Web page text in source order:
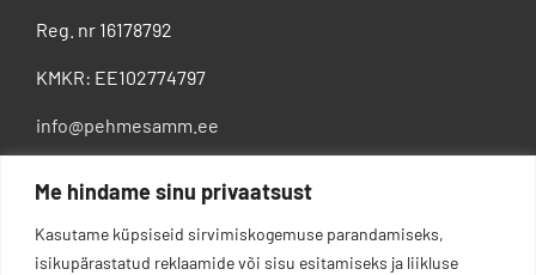
Me hindame sinu privaatsust
Kasutame küpsiseid sirvimiskogemuse parandamiseks,
isikupärastatud reklaamide või sisu esitamiseks ja liikluse
Reg. nr 16178792
KMKR: EE102774797
info@pehmesamm.ee